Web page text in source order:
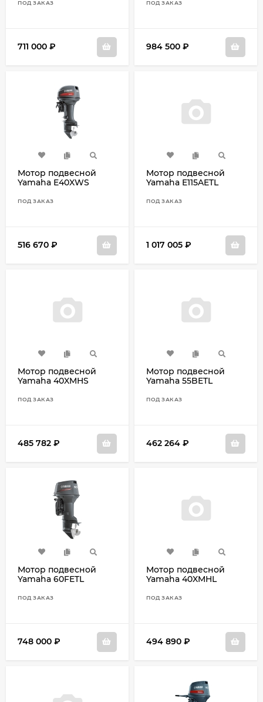
ПОД ЗАКАЗ
711 000 ₽
ПОД ЗАКАЗ
984 500 ₽
Мотор подвесной
Yamaha E40XWS
ПОД ЗАКАЗ
516 670 ₽
Мотор подвесной
Yamaha E115AETL
ПОД ЗАКАЗ
1 017 005 ₽
Мотор подвесной
Yamaha 40XMHS
ПОД ЗАКАЗ
485 782 ₽
Мотор подвесной
Yamaha 55BETL
ПОД ЗАКАЗ
462 264 ₽
Мотор подвесной
Yamaha 60FETL
ПОД ЗАКАЗ
748 000 ₽
Мотор подвесной
Yamaha 40XMHL
ПОД ЗАКАЗ
494 890 ₽